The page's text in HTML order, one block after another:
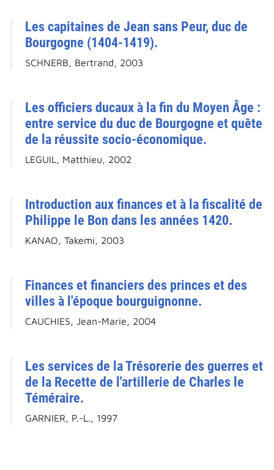
Les capitaines de Jean sans Peur, duc de
Bourgogne (1404-1419).
SCHNERB, Bertrand, 2003
Les officiers ducaux à la fin du Moyen Âge :
entre service du duc de Bourgogne et quête
de la réussite socio-économique.
LEGUIL, Matthieu, 2002
Introduction aux finances et à la fiscalité de
Philippe le Bon dans les années 1420.
KANAO, Takemi, 2003
Finances et financiers des princes et des
villes à l'époque bourguignonne.
CAUCHIES, Jean-Marie, 2004
Les services de la Trésorerie des guerres et
de la Recette de l'artillerie de Charles le
Téméraire.
GARNIER, P.-L., 1997